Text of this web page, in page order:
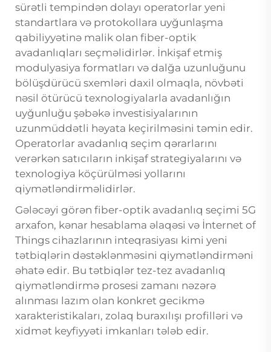
sürətli tempindən dolayı operatorlar yeni
standartlara və protokollara uyğunlaşma
qabiliyyətinə malik olan fiber-optik
avadanlıqları seçməlidirlər. İnkişaf etmiş
modulyasiya formatları və dalğa uzunluğunu
bölüşdürücü sxemləri daxil olmaqla, növbəti
nəsil ötürücü texnologiyalarla avadanlığın
uyğunluğu şəbəkə investisiyalarının
uzunmüddətli həyata keçirilməsini təmin edir.
Operatorlar avadanlıq seçim qərarlarını
verərkən satıcıların inkişaf strategiyalarını və
texnologiya köçürülməsi yollarını
qiymətləndirməlidirlər.
Gələcəyi görən fiber-optik avadanlıq seçimi 5G
arxafon, kənar hesablama əlaqəsi və İnternet of
Things cihazlarının inteqrasiyası kimi yeni
tətbiqlərin dəstəklənməsini qiymətləndirməni
əhatə edir. Bu tətbiqlər tez-tez avadanlıq
qiymətləndirmə prosesi zamanı nəzərə
alınması lazım olan konkret gecikmə
xarakteristikaları, zolaq buraxılışı profilləri və
xidmət keyfiyyəti imkanları tələb edir.